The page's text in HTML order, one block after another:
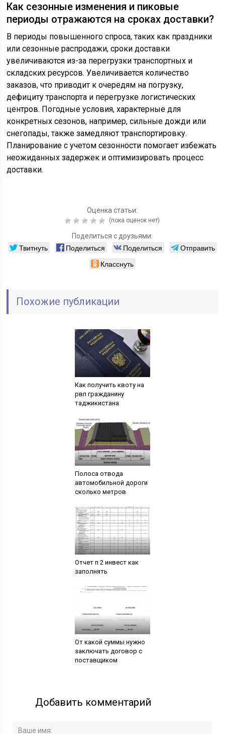
Как сезонные изменения и пиковые
периоды отражаются на сроках доставки?
В периоды повышенного спроса, таких как праздники
или сезонные распродажи, сроки доставки
увеличиваются из-за перегрузки транспортных и
складских ресурсов. Увеличивается количество
заказов, что приводит к очередям на погрузку,
дефициту транспорта и перегрузке логистических
центров. Погодные условия, характерные для
конкретных сезонов, например, сильные дожди или
снегопады, также замедляют транспортировку.
Планирование с учетом сезонности помогает избежать
неожиданных задержек и оптимизировать процесс
доставки.
Оценка статьи:
(пока оценок нет)
Поделиться с друзьями:
Твитнуть Поделиться Поделиться
Отправить
Класснуть
Похожие публикации
Как получить квоту на
рвп гражданину
таджикистана
Полоса отвода
автомобильной дороги
сколько метров
Отчет п 2 инвест как
заполнять
От какой суммы нужно
заключать договор с
поставщиком
Добавить комментарий